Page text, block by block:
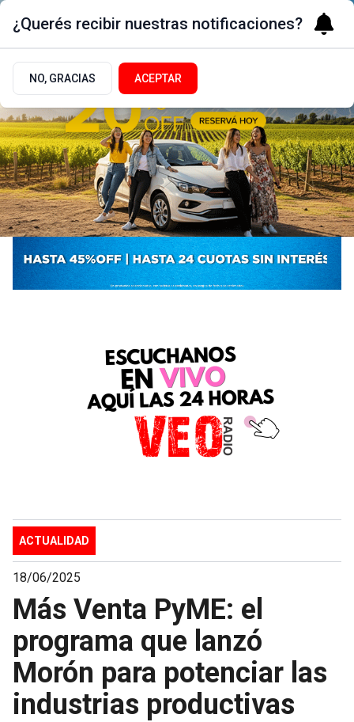
ACTUALIDAD
18/06/2025
Más Venta PyME: el
programa que lanzó
Morón para potenciar las
industrias productivas
¿Querés recibir nuestras notificaciones?
NO, GRACIAS ACEPTAR